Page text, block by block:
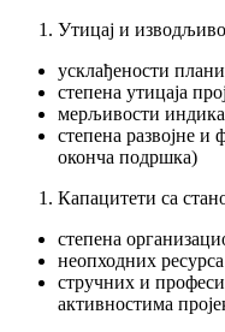
Утицај и
усклађености
степена утицаја
мерљивости
степена развојне и
оконча подршка)
Капацитети са
степена
неопходних ресурса
стручних и
активностима